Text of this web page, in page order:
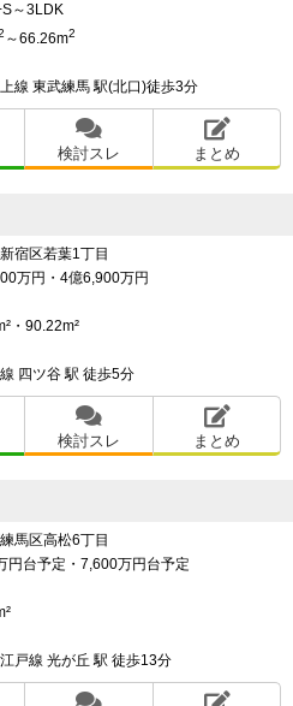
～3LDK
～66.26m2
線 東武練馬 駅(北口)徒歩3分
検討スレ まとめ
宿区若葉1丁目
万円・4億6,900万円
・90.22m²
四ツ谷 駅 徒歩5分
検討スレ まとめ
馬区高松6丁目
円台予定・7,600万円台予定
戸線 光が丘 駅 徒歩13分